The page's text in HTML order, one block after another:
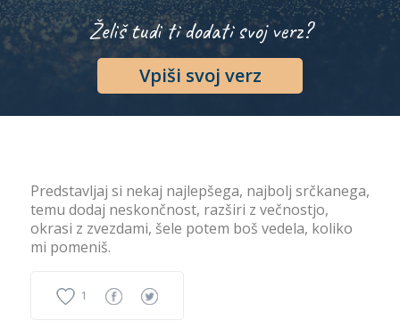
Želiš tudi ti dodati svoj verz?
Vpiši svoj verz
Predstavljaj si nekaj najlepšega, najbolj srčkanega,
temu dodaj neskončnost, razširi z večnostjo,
okrasi z zvezdami, šele potem boš vedela, koliko
mi pomeniš.
1